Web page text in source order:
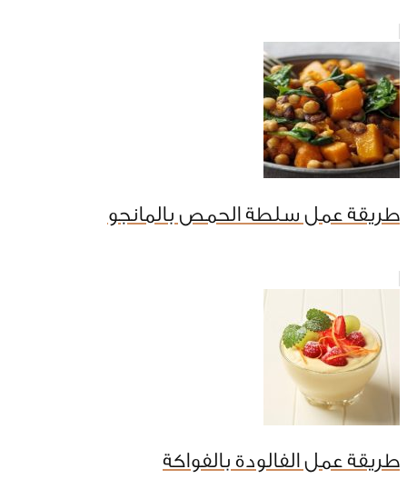
طريقة عمل سلطة الحمص بالمانجو
طريقة عمل الفالودة بالفواكة